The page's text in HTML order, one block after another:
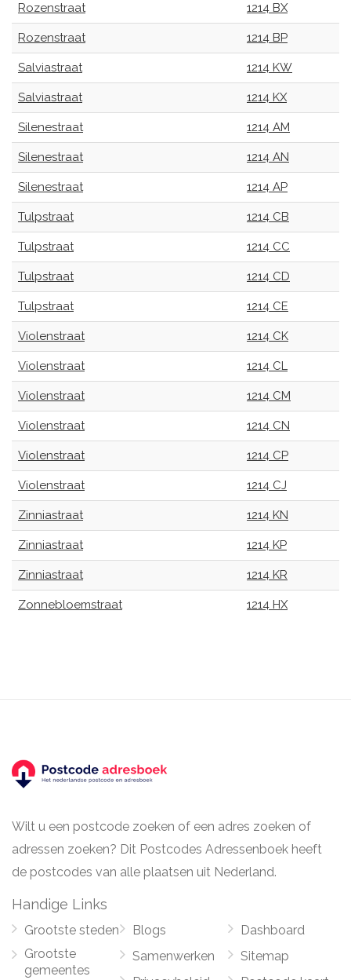
Rozenstraat 1214 BX
Rozenstraat 1214 BP
Salviastraat 1214 KW
Salviastraat 1214 KX
Silenestraat 1214 AM
Silenestraat 1214 AN
Silenestraat 1214 AP
Tulpstraat 1214 CB
Tulpstraat 1214 CC
Tulpstraat 1214 CD
Tulpstraat 1214 CE
Violenstraat 1214 CK
Violenstraat 1214 CL
Violenstraat 1214 CM
Violenstraat 1214 CN
Violenstraat 1214 CP
Violenstraat 1214 CJ
Zinniastraat 1214 KN
Zinniastraat 1214 KP
Zinniastraat 1214 KR
Zonnebloemstraat 1214 HX
Wilt u een postcode zoeken of een adres zoeken of
adressen zoeken? Dit Postcodes Adressenboek heeft
de postcodes van alle plaatsen uit Nederland.
Handige Links
Grootste steden
Grootste
gemeentes
Blogs
Samenwerken
Dashboard
Sitemap